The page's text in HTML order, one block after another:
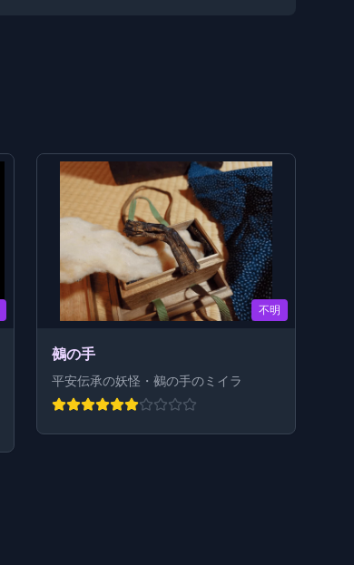
不明
鵺の手
平安伝承の妖怪・鵺の手のミイラ